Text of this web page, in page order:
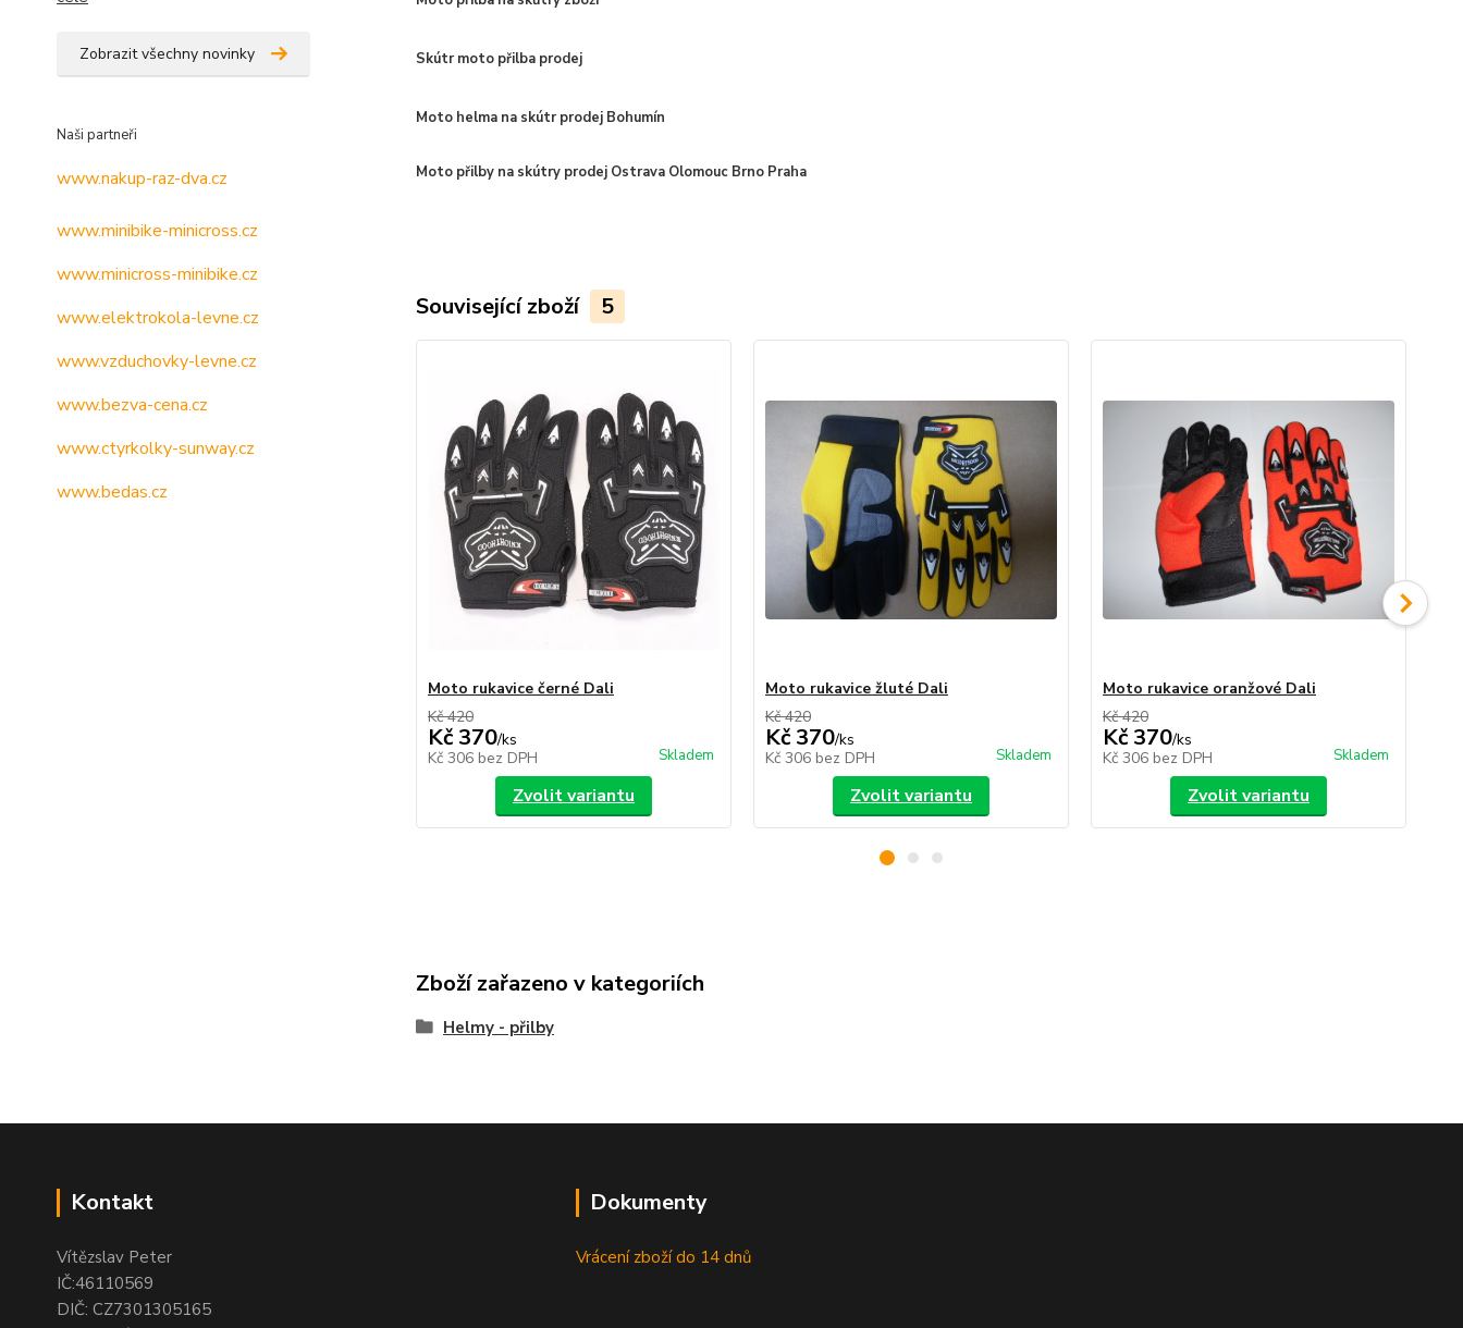
Zobrazit všechny novinky
Naši partneři
www.nakup-raz-dva.cz
www.minibike-minicross.cz
www.minicross-minibike.cz
www.elektrokola-levne.cz
www.vzduchovky-levne.cz
www.bezva-cena.cz
www.ctyrkolky-sunway.cz
www.bedas.cz
Skútr moto přilba prodej
Moto helma na skútr prodej Bohumín
Moto přilby na skútry prodej Ostrava Olomouc Brno Praha
Související zboží 5
Moto rukavice černé Dali
Kč 420
Kč 370/ks
Kč 306 bez DPH Skladem
Zvolit variantu
Moto rukavice žluté Dali
Kč 420
Kč 370/ks
Kč 306 bez DPH Skladem
Zvolit variantu
Moto rukavice oranžové Dali
Kč 420
Kč 370/ks
Kč 306 bez DPH Skladem
Zvolit variantu
Zboží zařazeno v kategoriích
Helmy - přilby
Kontakt
Vítězslav Peter
IČ:46110569
DIČ: CZ7301305165
Dokumenty
Vrácení zboží do 14 dnů